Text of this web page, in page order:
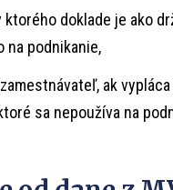
ktorého doklade je ako
na podnikanie,
ak
sa nepoužíva na